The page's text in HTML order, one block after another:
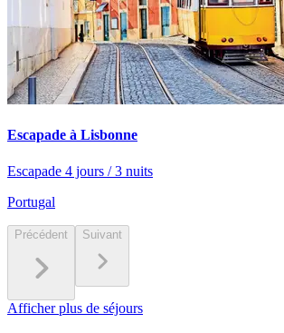
Escapade à Lisbonne
Escapade 4 jours / 3 nuits
Portugal
Précédent Suivant
Afficher plus de séjours